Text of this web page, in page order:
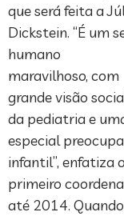
que será feita a
Dickstein. “É um
humano
maravilhoso, com
grande visão
da pediatria e
especial
infantil”, enfatiza
primeiro
até 2014.